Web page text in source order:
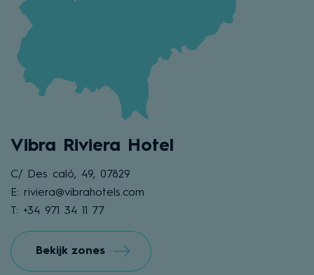
Vibra Riviera Hotel
C/ Des caló, 49, 07829
E: riviera@vibrahotels.com
T: +34 971 34 11 77
Bekijk zones